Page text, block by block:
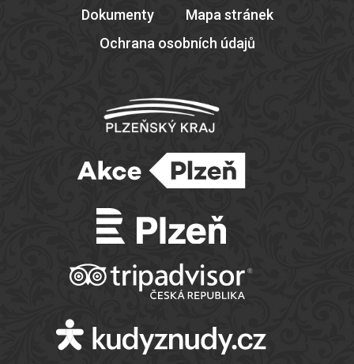
Dokumenty
Mapa stránek
Ochrana osobních údajů